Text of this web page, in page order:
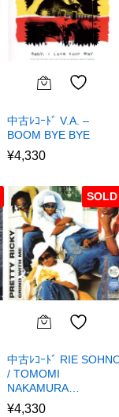
中古ﾚｺｰﾄﾞ V.A. –
BOOM BYE BYE
¥4,330
SOLD
中古ﾚｺｰﾄﾞ RIE
/ TOMOMI
NAKAMURA…
¥4,330